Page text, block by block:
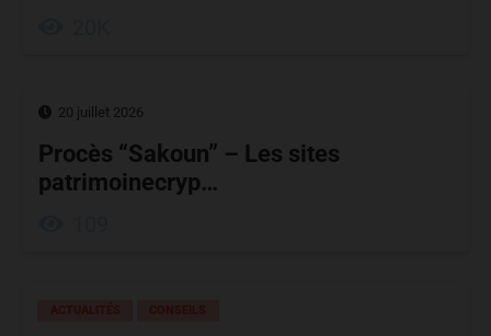
20 juillet 2026
Procès “Sakoun” – Les sites
patrimoinecryp…